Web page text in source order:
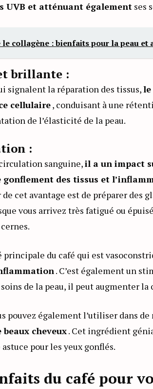
UVB et atténuant également ses
le collagène : bienfaits pour la peau et
brillante :
signalent la réparation des tissus,le
cellulaire, conduisant à une
de l’élasticité de la peau.
:
sanguine,il a un impact
des tissus et
cet avantage est de préparer des
vous arrivez très fatigué ou
du café qui est
. C’est également un
de la peau, il peut augmenter
pouvez également l’utiliser dans de
cheveux. Cet ingrédient
pour les yeux gonflés.
du café pour